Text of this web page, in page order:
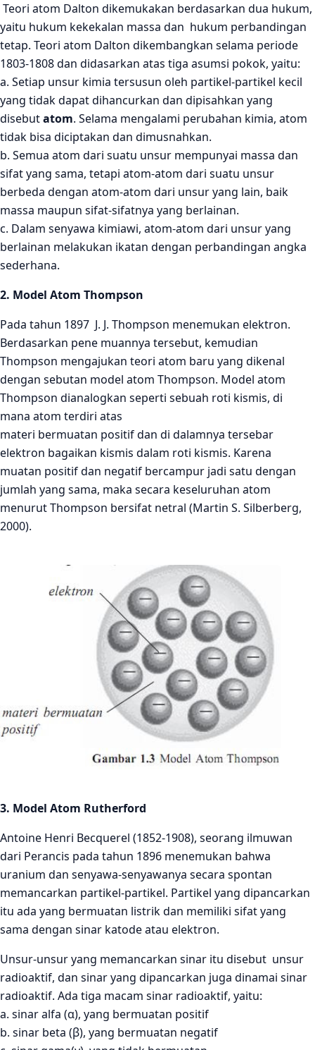
Teori atom Dalton dikemukakan berdasarkan dua hukum,
yaitu hukum kekekalan massa dan hukum perbandingan
tetap. Teori atom Dalton dikembangkan selama periode
1803-1808 dan didasarkan atas tiga asumsi pokok, yaitu:
a. Setiap unsur kimia tersusun oleh partikel-partikel kecil
yang tidak dapat dihancurkan dan dipisahkan yang
disebutatom. Selama mengalami perubahan kimia, atom
tidak bisa diciptakan dan dimusnahkan.
b. Semua atom dari suatu unsur mempunyai massa dan
sifat yang sama, tetapi atom-atom dari suatu unsur
berbeda dengan atom-atom dari unsur yang lain, baik
massa maupun sifat-sifatnya yang berlainan.
c. Dalam senyawa kimiawi, atom-atom dari unsur yang
berlainan melakukan ikatan dengan perbandingan angka
sederhana.
2. Model Atom Thompson
Pada tahun 1897 J. J. Thompson menemukan elektron.
Berdasarkan pene muannya tersebut, kemudian
Thompson mengajukan teori atom baru yang dikenal
dengan sebutan model atom Thompson. Model atom
Thompson dianalogkan seperti sebuah roti kismis, di
mana atom terdiri atas
materi bermuatan positif dan di dalamnya tersebar
elektron bagaikan kismis dalam roti kismis. Karena
muatan positif dan negatif bercampur jadi satu dengan
jumlah yang sama, maka secara keseluruhan atom
menurut Thompson bersifat netral (Martin S. Silberberg,
2000).
3. Model Atom Rutherford
Antoine Henri Becquerel (1852-1908), seorang ilmuwan
dari Perancis pada tahun 1896 menemukan bahwa
uranium dan senyawa-senyawanya secara spontan
memancarkan partikel-partikel. Partikel yang dipancarkan
itu ada yang bermuatan listrik dan memiliki sifat yang
sama dengan sinar katode atau elektron.
Unsur-unsur yang memancarkan sinar itu disebut unsur
radioaktif, dan sinar yang dipancarkan juga dinamai sinar
radioaktif. Ada tiga macam sinar radioaktif, yaitu:
a. sinar alfa (α), yang bermuatan positif
b. sinar beta (β), yang bermuatan negatif